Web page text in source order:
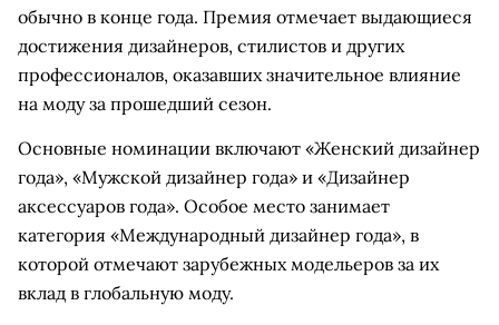
обычно в конце года. Премия отмечает выдающиеся
достижения дизайнеров, стилистов и других
профессионалов, оказавших значительное влияние
на моду за прошедший сезон.
Основные номинации включают «Женский дизайнер
года», «Мужской дизайнер года» и «Дизайнер
аксессуаров года». Особое место занимает
категория «Международный дизайнер года», в
которой отмечают зарубежных модельеров за их
вклад в глобальную моду.